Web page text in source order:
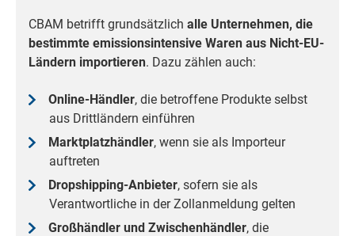
CBAM betrifft grundsätzlich alle Unternehmen, die
bestimmte emissionsintensive Waren aus Nicht-EU-
Ländern importieren. Dazu zählen auch:
Online-Händler, die betroffene Produkte selbst
aus Drittländern einführen
Marktplatzhändler, wenn sie als Importeur
auftreten
Dropshipping-Anbieter, sofern sie als
Verantwortliche in der Zollanmeldung gelten
Großhändler und Zwischenhändler, die